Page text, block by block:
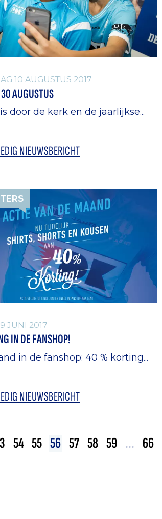
10 AUGUSTUS 2017
AUGUSTUS
door de kerk en de jaarlijkse...
NIEUWSBERICHT
JUNI 2017
IN DE FANSHOP!
in de fanshop: 40 % korting...
NIEUWSBERICHT
54 55 56 57 58 59 ... 66